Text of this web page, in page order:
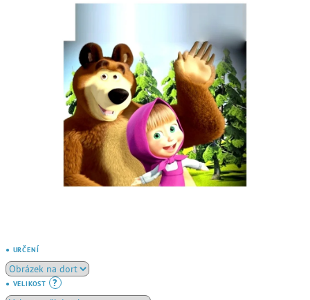
● URČENÍ
● VELIKOST ?